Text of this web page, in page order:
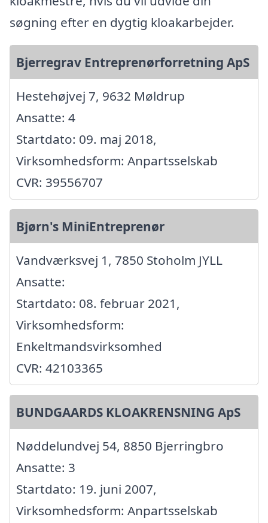
søgning efter en dygtig kloakarbejder.
Bjerregrav Entreprenørforretning ApS
Hestehøjvej 7, 9632 Møldrup
Ansatte: 4
Startdato: 09. maj 2018,
Virksomhedsform: Anpartsselskab
CVR: 39556707
Bjørn's MiniEntreprenør
Vandværksvej 1, 7850 Stoholm JYLL
Ansatte:
Startdato: 08. februar 2021,
Virksomhedsform:
Enkeltmandsvirksomhed
CVR: 42103365
BUNDGAARDS KLOAKRENSNING ApS
Nøddelundvej 54, 8850 Bjerringbro
Ansatte: 3
Startdato: 19. juni 2007,
Virksomhedsform: Anpartsselskab